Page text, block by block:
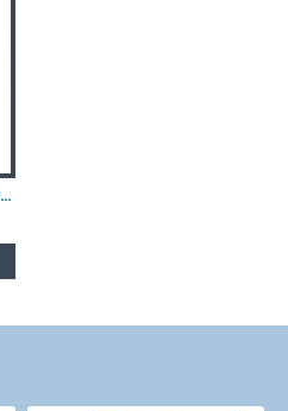
Παρεό Φόρεμα Plus Size Annamu Μαύρο A-1050